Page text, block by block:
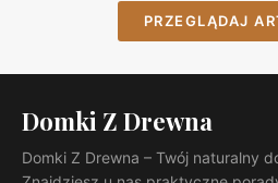
PRZEGLĄDAJ
Domki Z Drewna
Domki Z Drewna – Twój naturalny